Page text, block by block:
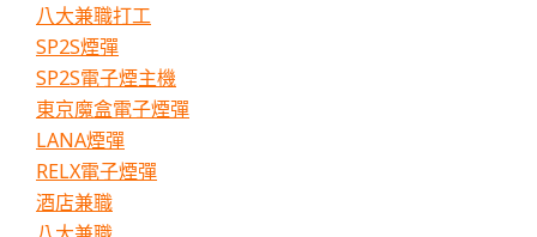
八大兼職打工
SP2S煙彈
SP2S電子煙主機
東京魔盒電子煙彈
LANA煙彈
RELX電子煙彈
酒店兼職